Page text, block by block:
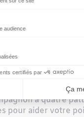
Il est donc
peuvent
présence d’un
uvéite, est quant
poser votre
un organe
à quatre
pour aider votre